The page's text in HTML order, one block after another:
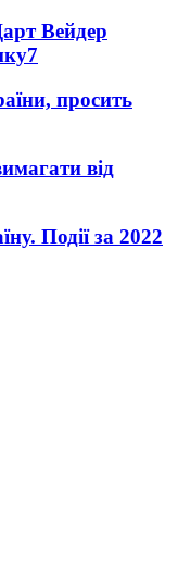
Вейдер
7
просить
від
Події за 2022